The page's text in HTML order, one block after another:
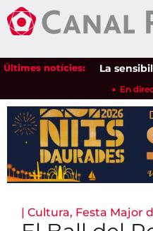
Últimes notícies:La
En
| Cultura, Festa Major